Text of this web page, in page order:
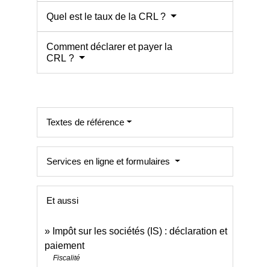
Quel est le taux de la CRL ?
Comment déclarer et payer la
CRL ?
Textes de référence
Services en ligne et formulaires
Et aussi
Impôt sur les sociétés (IS) : déclaration et
paiement
Fiscalité